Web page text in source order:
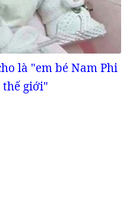
là "em bé Nam Phi
thế giới"